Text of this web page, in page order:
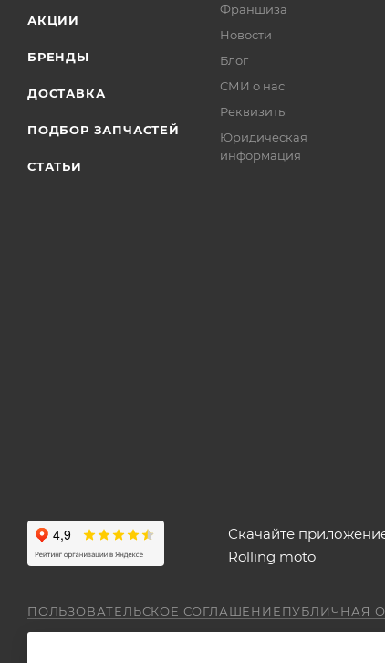
АКЦИИ
БРЕНДЫ
ДОСТАВКА
ПОДБОР ЗАПЧАСТЕЙ
СТАТЬИ
Франшиза
Новости
Блог
СМИ о нас
Реквизиты
Юридическая
информация
Скачайте
Rolling moto
ПОЛЬЗОВАТЕЛЬСКОЕ СОГЛАШЕНИЕПУБЛИЧНАЯ